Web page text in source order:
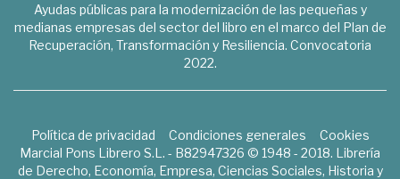
Ayudas públicas para la modernización de las pequeñas y
medianas empresas del sector del libro en el marco del Plan de
Recuperación, Transformación y Resiliencia. Convocatoria
2022.
Política de privacidad Condiciones generales
Cookies
Marcial Pons Librero S.L. - B82947326 © 1948 - 2018. Librería
de Derecho, Economía, Empresa, Ciencias Sociales, Historia y